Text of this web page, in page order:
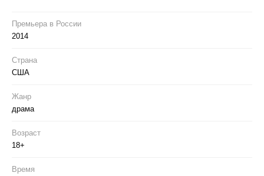
Премьера в Росcии
2014
Страна
США
Жанр
драма
Возраст
18+
Время